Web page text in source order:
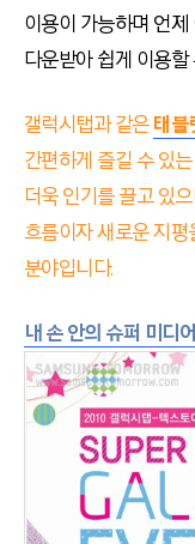
이용이 가능하며 언
다운받아 쉽게 이용
갤럭시탭과 같은태블
간편하게 즐길 수 있
더욱 인기를 끌고 있
흐름이자 새로운 지
분야입니다.
내 손 안의 슈퍼 미디